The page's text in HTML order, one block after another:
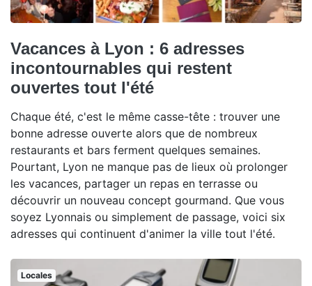
Vacances à Lyon : 6 adresses
incontournables qui restent
ouvertes tout l'été
Chaque été, c'est le même casse-tête : trouver une
bonne adresse ouverte alors que de nombreux
restaurants et bars ferment quelques semaines.
Pourtant, Lyon ne manque pas de lieux où prolonger
les vacances, partager un repas en terrasse ou
découvrir un nouveau concept gourmand. Que vous
soyez Lyonnais ou simplement de passage, voici six
adresses qui continuent d'animer la ville tout l'été.
Locales